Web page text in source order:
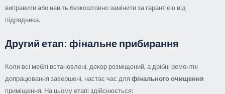
виправити або навіть безкоштовно замінити за гарантією від
підрядника.
Другий етап: фінальне прибирання
Коли всі меблі встановлені, декор розміщений, а дрібні ремонтні
допрацювання завершені, настає час для фінального очищення
приміщення. На цьому етапі здійснюється: